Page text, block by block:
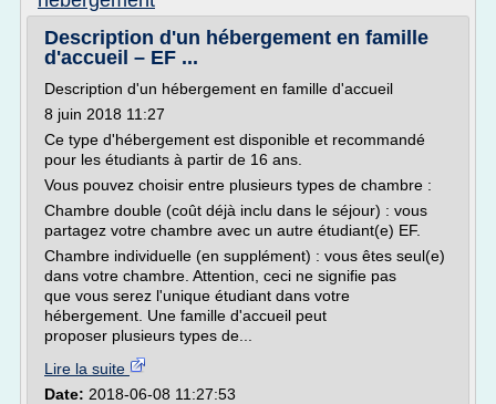
Description d'un hébergement en famille
d'accueil – EF ...
Description d'un hébergement en famille d'accueil
8 juin 2018 11:27
Ce type d'hébergement est disponible et recommandé
pour les étudiants à partir de 16 ans.
Vous pouvez choisir entre plusieurs types de chambre :
Chambre double (coût déjà inclu dans le séjour) : vous
partagez votre chambre avec un autre étudiant(e) EF.
Chambre individuelle (en supplément) : vous êtes seul(e)
dans votre chambre. Attention, ceci ne signifie pas
que vous serez l'unique étudiant dans votre
hébergement. Une famille d'accueil peut
proposer plusieurs types de...
Lire la suite
Date: 2018-06-08 11:27:53